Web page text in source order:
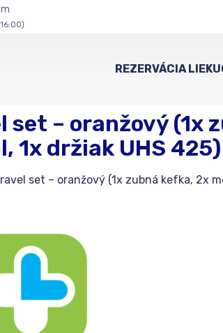
REZERVÁCIA LIEKU
set – oranžový
1x držiak UHS
set – oranžový (1x zubná kefka, 2x